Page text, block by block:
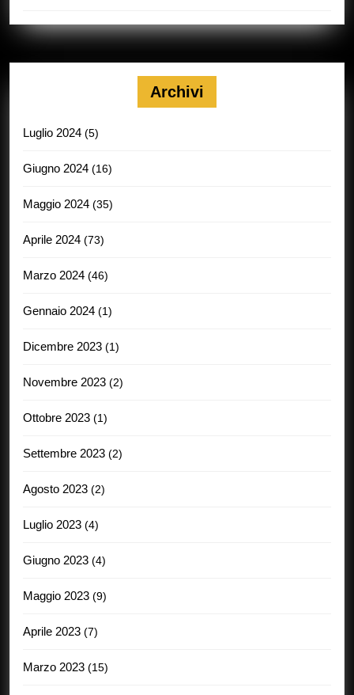
Archivi
Luglio 2024 (5)
Giugno 2024 (16)
Maggio 2024 (35)
Aprile 2024 (73)
Marzo 2024 (46)
Gennaio 2024 (1)
Dicembre 2023 (1)
Novembre 2023 (2)
Ottobre 2023 (1)
Settembre 2023 (2)
Agosto 2023 (2)
Luglio 2023 (4)
Giugno 2023 (4)
Maggio 2023 (9)
Aprile 2023 (7)
Marzo 2023 (15)